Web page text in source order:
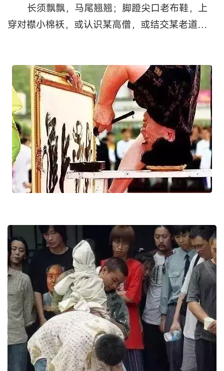
长须飘飘，马尾翘翘；脚蹬尖口老布鞋，上
穿对襟小棉袄，或认识某高僧，或结交某老道…